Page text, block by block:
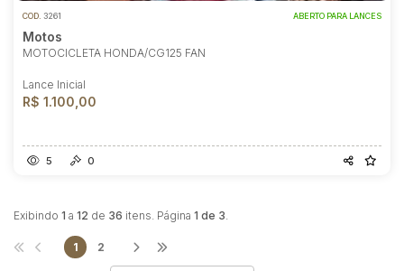
COD. 3261 ABERTO PARA LANCES
Motos
MOTOCICLETA HONDA/CG125 FAN
Lance Inicial
R$ 1.100,00
5 0
Exibindo 1 a 12 de 36 itens. Página 1 de 3.
1 2